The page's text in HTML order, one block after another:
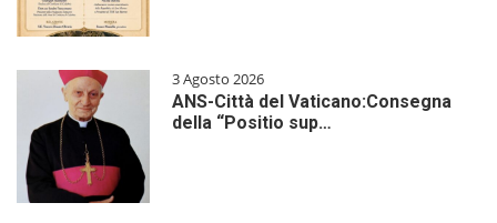
3 Agosto 2026
ANS-Città del Vaticano:Consegna
della “Positio sup…